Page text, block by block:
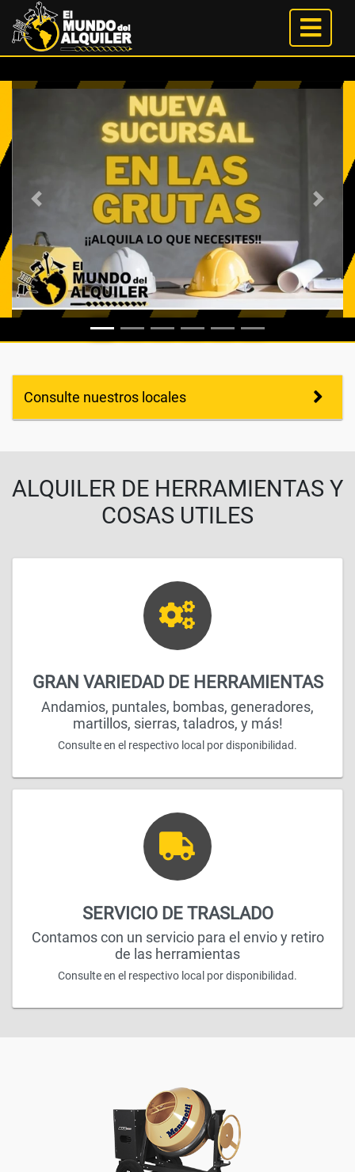
Anterior
Consulte nuestros locales
ALQUILER DE HERRAMIENTAS Y
COSAS UTILES
GRAN VARIEDAD DE HERRAMIENTAS
Andamios, puntales, bombas, generadores,
martillos, sierras, taladros, y más!
Consulte en el respectivo local por disponibilidad.
SERVICIO DE TRASLADO
Contamos con un servicio para el envio y retiro
de las herramientas
Consulte en el respectivo local por disponibilidad.